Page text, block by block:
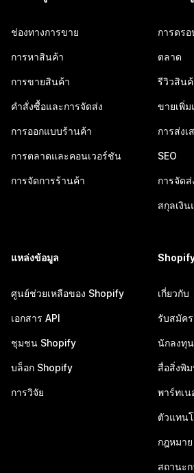
ช่องทางการขาย
การหาสินค้า
การขายสินค้า
คำสั่งซื้อและการจัดส่ง
การออกแบบร้านค้า
การตลาดและคอนเวอร์ชัน
การจัดการร้านค้า
การดร
ตลาด
รีวิวสิน
ขายเพิ่
การส่งเ
SEO
การจัดส่
สกุลเงิ
แหล่งข้อมูล
ศูนย์ช่วยเหลือของ Shopify
เอกสาร API
ชุมชน Shopify
บล็อก Shopify
การวิจัย
เกี่ยวกับ
รับสมัค
นักลงทุน
สื่อสิ่งพิ
พาร์ทเน
ตัวแทน
กฎหมาย
สถานะ